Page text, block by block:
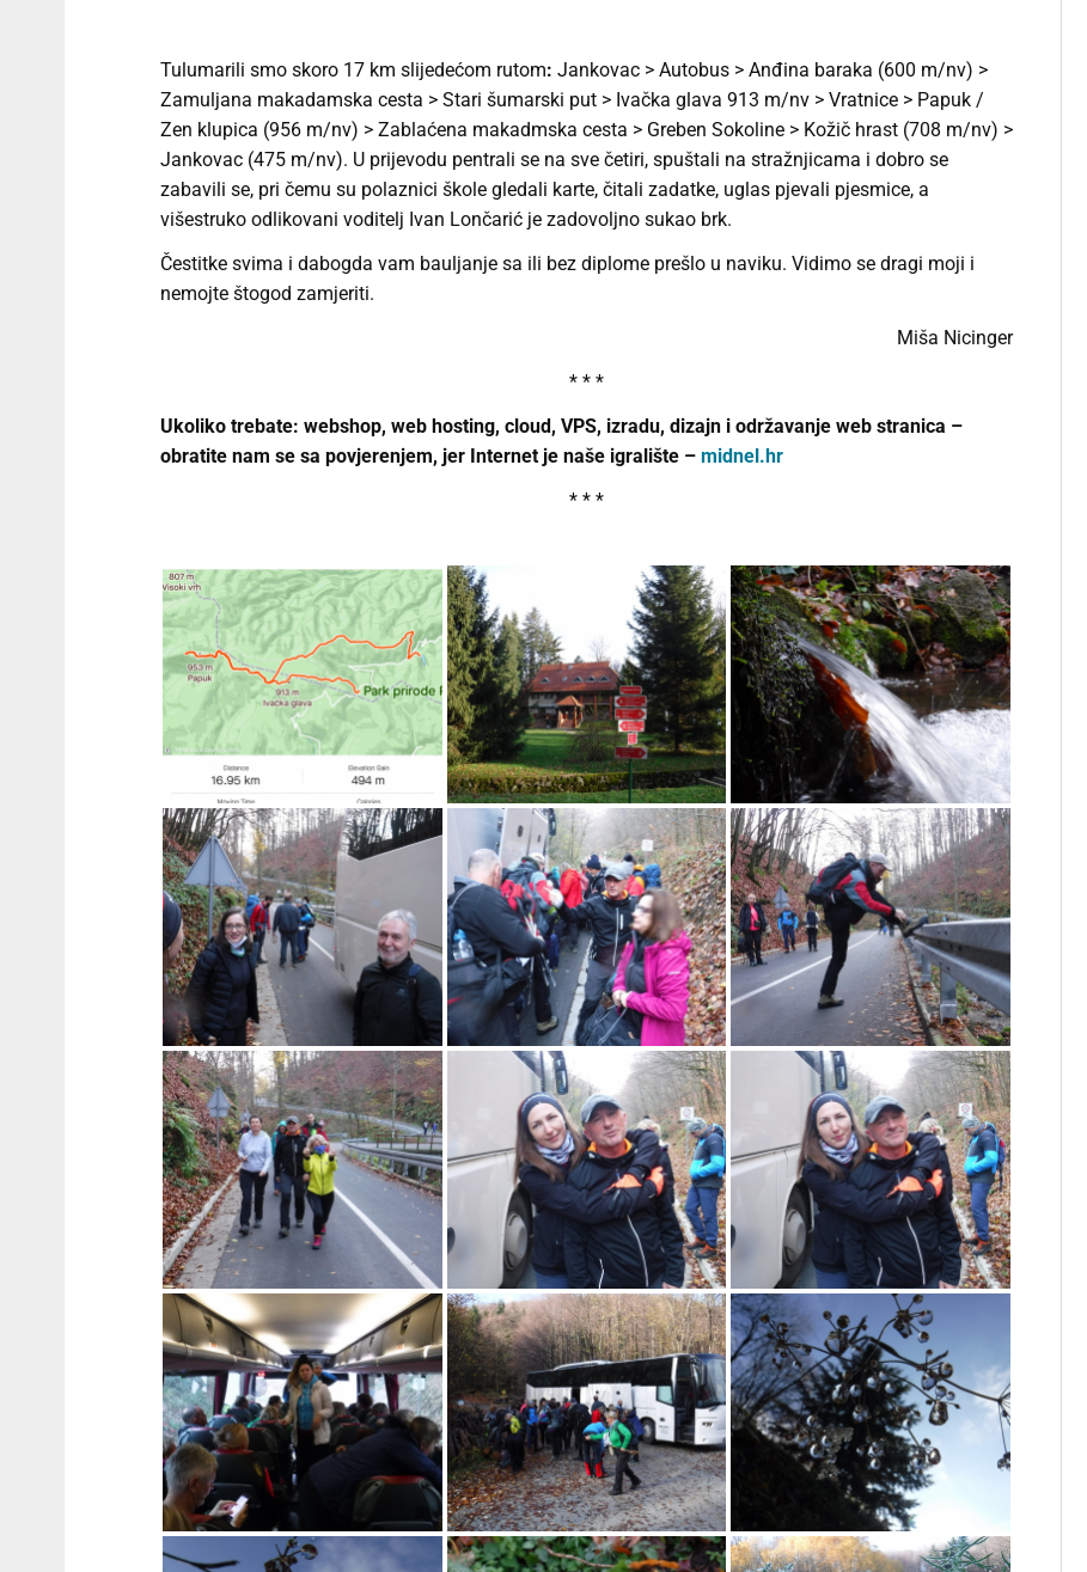
Tulumarili smo skoro 17 km slijedećom rutom: Jankovac > Autobus > Anđina baraka (600 m/nv) >
Zamuljana makadamska cesta > Stari šumarski put > Ivačka glava 913 m/nv > Vratnice > Papuk /
Zen klupica (956 m/nv) > Zablaćena makadmska cesta > Greben Sokoline > Kožič hrast (708 m/nv) >
Jankovac (475 m/nv). U prijevodu pentrali se na sve četiri, spuštali na stražnjicama i dobro se
zabavili se, pri čemu su polaznici škole gledali karte, čitali zadatke, uglas pjevali pjesmice, a
višestruko odlikovani voditelj Ivan Lončarić je zadovoljno sukao brk.
Čestitke svima i dabogda vam bauljanje sa ili bez diplome prešlo u naviku. Vidimo se dragi moji i
nemojte štogod zamjeriti.
Miša Nicinger
* * *
Ukoliko trebate: webshop, web hosting, cloud, VPS, izradu, dizajn i održavanje web stranica –
obratite nam se sa povjerenjem, jer Internet je naše igralište – midnel.hr
* * *